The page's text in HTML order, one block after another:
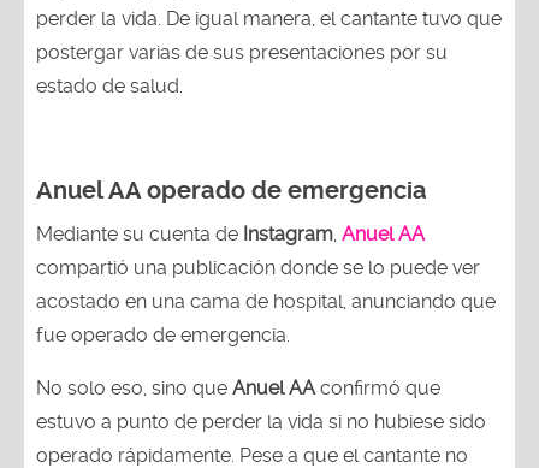
perder la vida. De igual manera, el cantante tuvo que
postergar varias de sus presentaciones por su
estado de salud.
Anuel AA operado de emergencia
Mediante su cuenta de Instagram Anuel AA
compartió una publicación donde se lo puede ver
acostado en una cama de hospital, anunciando que
fue operado de emergencia.
No solo eso, sino que Anuel AA confirmó que
estuvo a punto de perder la vida si no hubiese sido
operado rápidamente. Pese a que el cantante no